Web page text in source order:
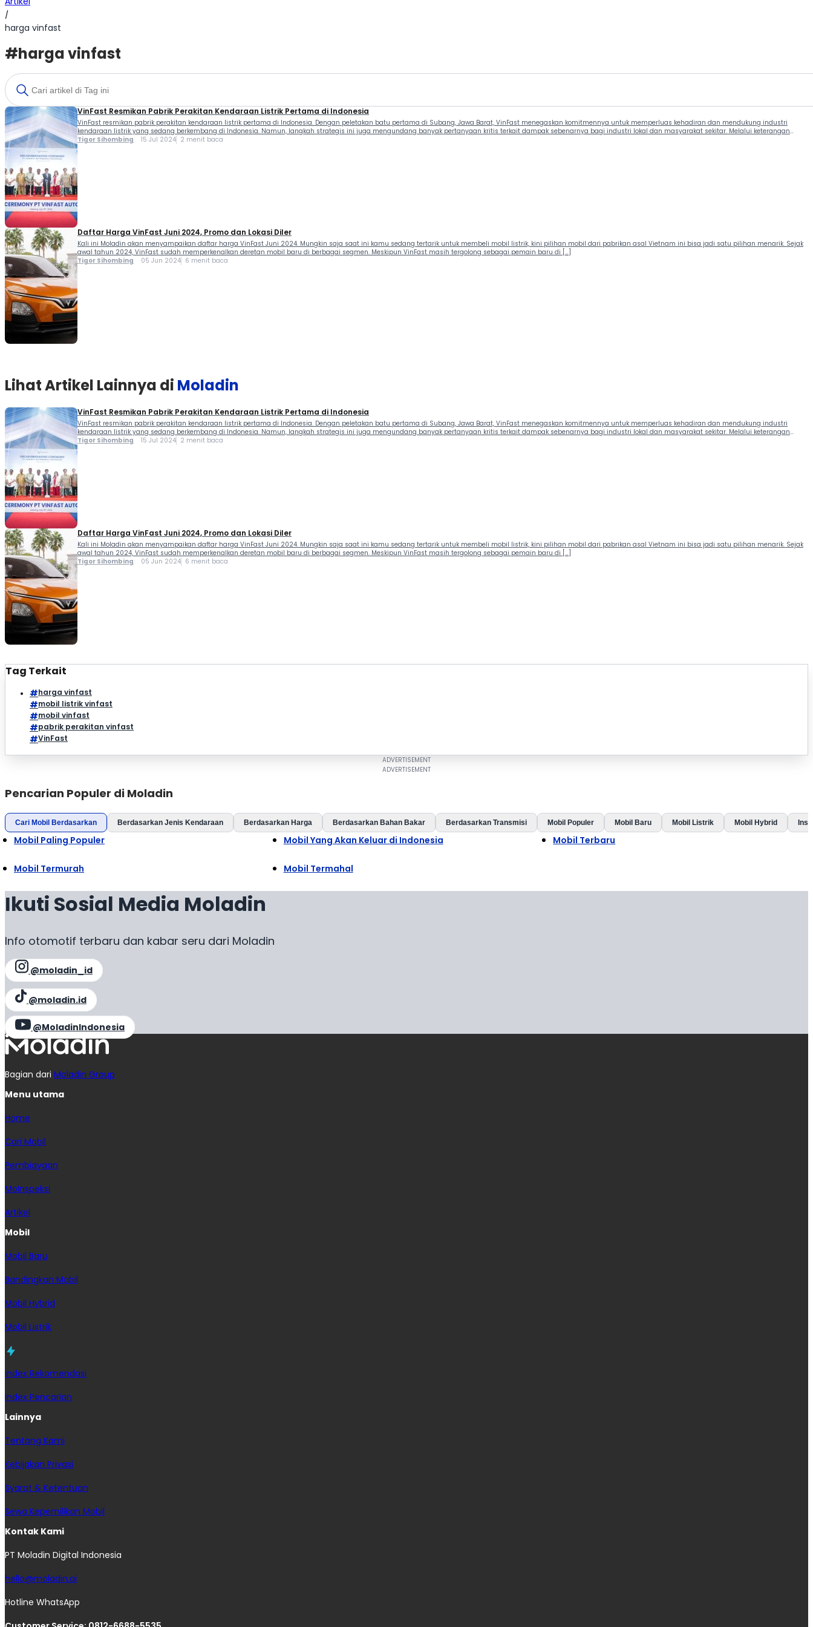
/
harga vinfast
#harga vinfast
VinFast Resmikan Pabrik Perakitan Kendaraan Listrik Pertama di Indonesia
VinFast resmikan pabrik perakitan kendaraan listrik pertama di Indonesia. Dengan peletakan batu pertama di Subang, Jawa Barat, VinFast menegaskan komitmennya untuk memperluas kehadiran dan mendukung industri
kendaraan listrik yang sedang berkembang di Indonesia. Namun, langkah strategis ini juga mengundang banyak pertanyaan kritis terkait dampak sebenarnya bagi industri lokal dan masyarakat sekitar. Melalui keterangan
resminya 15 […]
Tigor Sihombing 15 Jul 2024 2 menit baca
Daftar Harga VinFast Juni 2024, Promo dan Lokasi Diler
Kali ini Moladin akan menyampaikan daftar harga VinFast Juni 2024. Mungkin saja saat ini kamu sedang tertarik untuk membeli mobil listrik, kini pilihan mobil dari pabrikan asal Vietnam ini bisa jadi satu pilihan menarik. Sejak
awal tahun 2024, VinFast sudah memperkenalkan deretan mobil baru di berbagai segmen. Meskipun VinFast masih tergolong sebagai pemain baru di […]
Tigor Sihombing 05 Jun 2024 6 menit baca
Lihat Artikel Lainnya di Moladin
VinFast Resmikan Pabrik Perakitan Kendaraan Listrik Pertama di Indonesia
VinFast resmikan pabrik perakitan kendaraan listrik pertama di Indonesia. Dengan peletakan batu pertama di Subang, Jawa Barat, VinFast menegaskan komitmennya untuk memperluas kehadiran dan mendukung industri
kendaraan listrik yang sedang berkembang di Indonesia. Namun, langkah strategis ini juga mengundang banyak pertanyaan kritis terkait dampak sebenarnya bagi industri lokal dan masyarakat sekitar. Melalui keterangan
resminya 15 […]
Tigor Sihombing 15 Jul 2024 2 menit baca
Daftar Harga VinFast Juni 2024, Promo dan Lokasi Diler
Kali ini Moladin akan menyampaikan daftar harga VinFast Juni 2024. Mungkin saja saat ini kamu sedang tertarik untuk membeli mobil listrik, kini pilihan mobil dari pabrikan asal Vietnam ini bisa jadi satu pilihan menarik. Sejak
awal tahun 2024, VinFast sudah memperkenalkan deretan mobil baru di berbagai segmen. Meskipun VinFast masih tergolong sebagai pemain baru di […]
Tigor Sihombing 05 Jun 2024 6 menit baca
Tag Terkait
harga vinfast
mobil listrik vinfast
mobil vinfast
pabrik perakitan vinfast
VinFast
Pencarian Populer di Moladin
Cari Mobil Berdasarkan Berdasarkan Jenis Kendaraan Berdasarkan Harga Berdasarkan Bahan Bakar Berdasarkan Transmisi Mobil Populer Mobil Baru Mobil Listrik Mobil Hybrid
Mobil Paling Populer Mobil Yang Akan Keluar di Indonesia Mobil Terbaru
Mobil Termurah Mobil Termahal
Ikuti Sosial Media Moladin
Info otomotif terbaru dan kabar seru dari Moladin
@moladin_id
@moladin.id
@MoladinIndonesia
Bagian dari Moladin Group
Menu utama
Home
Cari Mobil
Pembiayaan
MoInspeksi
Artikel
Mobil
Mobil Baru
Bandingkan Mobil
Mobil Hybrid
Mobil Listrik
Index Rekomendasi
Index Pencarian
Lainnya
Tentang Kami
Kebijakan Privasi
Syarat & Ketentuan
Sewa Kepemilikan Mobil
Kontak Kami
PT Moladin Digital Indonesia
hello@moladin.ai
Hotline WhatsApp